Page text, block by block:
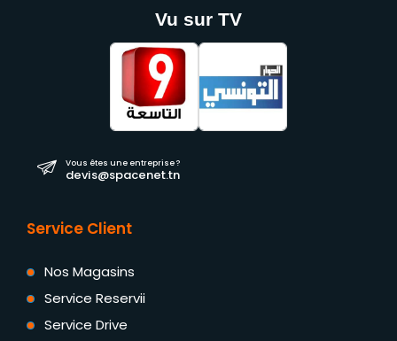
Vu sur TV
Vous êtes une entreprise ?
devis@spacenet.tn
Service Client
Nos Magasins
Service Reservii
Service Drive